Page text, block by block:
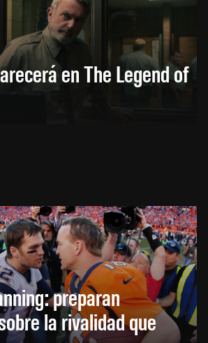
en The Legend of
preparan
la rivalidad que